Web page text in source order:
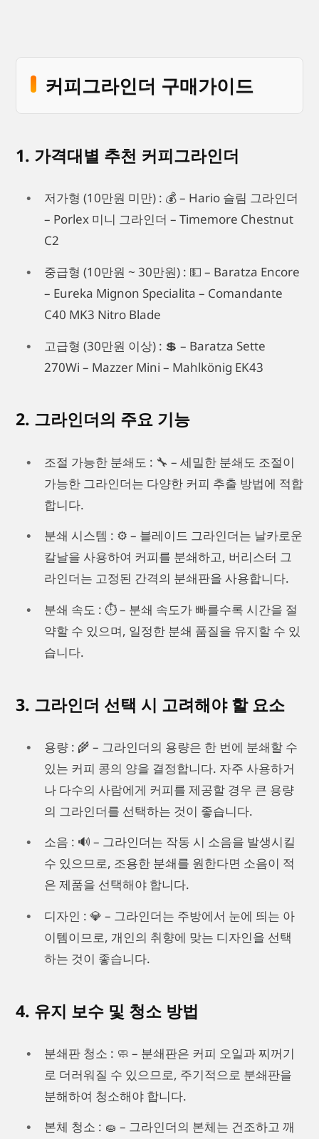
커피그라인더 구매가이드
1. 가격대별 추천 커피그라인더
저가형 (10만원 미만) : 💰 – Hario 슬림 그라인더
– Porlex 미니 그라인더 – Timemore Chestnut
C2
중급형 (10만원 ~ 30만원) : 💵 – Baratza Encore
– Eureka Mignon Specialita – Comandante
C40 MK3 Nitro Blade
고급형 (30만원 이상) : 💲 – Baratza Sette
270Wi – Mazzer Mini – Mahlkönig EK43
2. 그라인더의 주요 기능
조절 가능한 분쇄도 : 🔧 – 세밀한 분쇄도 조절이
가능한 그라인더는 다양한 커피 추출 방법에 적합
합니다.
분쇄 시스템 : ⚙️ – 블레이드 그라인더는 날카로운
칼날을 사용하여 커피를 분쇄하고, 버리스터 그
라인더는 고정된 간격의 분쇄판을 사용합니다.
분쇄 속도 : ⏱️ – 분쇄 속도가 빠를수록 시간을 절
약할 수 있으며, 일정한 분쇄 품질을 유지할 수 있
습니다.
3. 그라인더 선택 시 고려해야 할 요소
용량 : 🌾 – 그라인더의 용량은 한 번에 분쇄할 수
있는 커피 콩의 양을 결정합니다. 자주 사용하거
나 다수의 사람에게 커피를 제공할 경우 큰 용량
의 그라인더를 선택하는 것이 좋습니다.
소음 : 🔊 – 그라인더는 작동 시 소음을 발생시킬
수 있으므로, 조용한 분쇄를 원한다면 소음이 적
은 제품을 선택해야 합니다.
디자인 : 💎 – 그라인더는 주방에서 눈에 띄는 아
이템이므로, 개인의 취향에 맞는 디자인을 선택
하는 것이 좋습니다.
4. 유지 보수 및 청소 방법
분쇄판 청소 : 🧼 – 분쇄판은 커피 오일과 찌꺼기
로 더러워질 수 있으므로, 주기적으로 분쇄판을
분해하여 청소해야 합니다.
본체 청소 : 🧽 – 그라인더의 본체는 건조하고 깨